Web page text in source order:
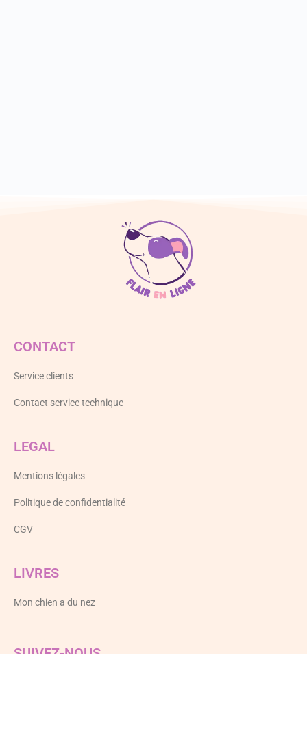
CONTACT
Service clients
Contact service technique
LEGAL
Mentions légales
Politique de confidentialité
CGV
LIVRES
Mon chien a du nez
SUIVEZ-NOUS